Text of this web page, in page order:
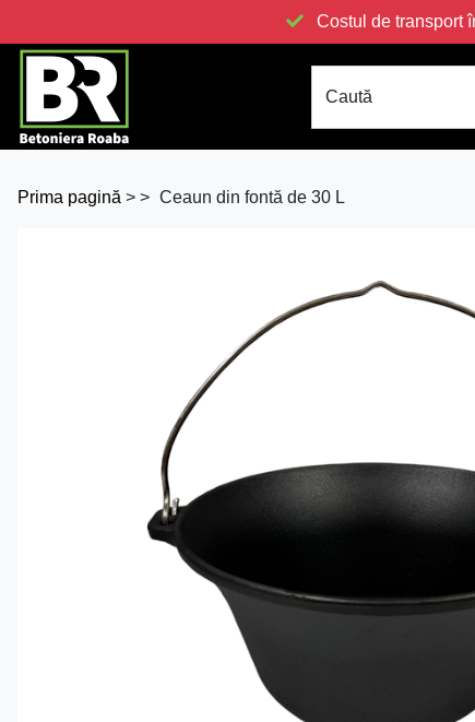
Costul de transport
Caută
Prima pagină > > Ceaun din fontă de 30 L